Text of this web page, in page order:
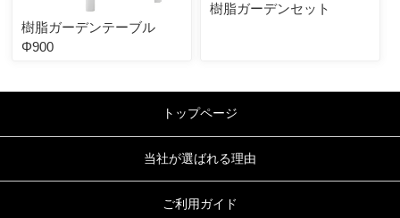
樹脂ガーデンテーブル
Φ900
樹脂ガーデンセット
トップページ
当社が選ばれる理由
ご利用ガイド